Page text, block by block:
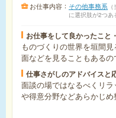
お仕事内容 その他事務系
に選択肢が2つあ
組み立て指示書
お仕事をして良かったこと
ものづくりの世界を垣間
面などを見ることもある
はオススメです。実際の業
め、ExcelやWordを用い
す。チームワークで動く
ションは必須です。工場
仕事さがしのアドバイスと
面談の場ではなるべくリ
や得意分野などあらかじ